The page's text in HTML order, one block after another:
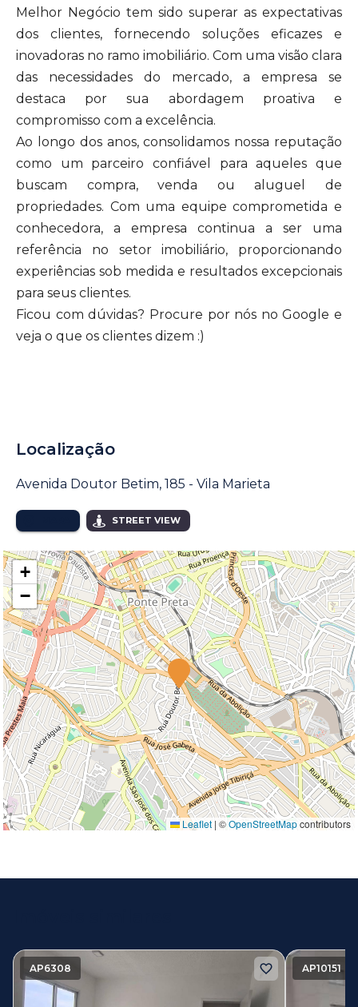
Melhor Negócio tem sido superar as expectativas
dos clientes, fornecendo soluções eficazes e
inovadoras no ramo imobiliário. Com uma visão clara
das necessidades do mercado, a empresa se
destaca por sua abordagem proativa e
compromisso com a excelência.
Ao longo dos anos, consolidamos nossa reputação
como um parceiro confiável para aqueles que
buscam compra, venda ou aluguel de
propriedades. Com uma equipe comprometida e
conhecedora, a empresa continua a ser uma
referência no setor imobiliário, proporcionando
experiências sob medida e resultados excepcionais
para seus clientes.
Ficou com dúvidas? Procure por nós no Google e
veja o que os clientes dizem :)
Localização
Avenida Doutor Betim, 185 - Vila Marieta
STREET VIEW
+
−
Leaflet | ©OpenStreetMapcontributors
AP6308 AP10151